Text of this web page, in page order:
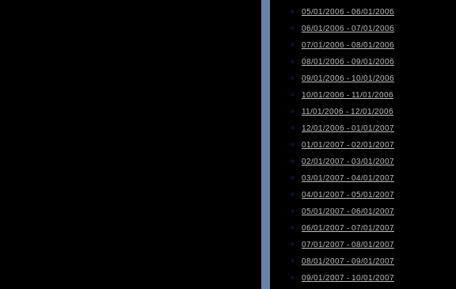
05/01/2006 - 06/01/2006
06/01/2006 - 07/01/2006
07/01/2006 - 08/01/2006
08/01/2006 - 09/01/2006
09/01/2006 - 10/01/2006
10/01/2006 - 11/01/2006
11/01/2006 - 12/01/2006
12/01/2006 - 01/01/2007
01/01/2007 - 02/01/2007
02/01/2007 - 03/01/2007
03/01/2007 - 04/01/2007
04/01/2007 - 05/01/2007
05/01/2007 - 06/01/2007
06/01/2007 - 07/01/2007
07/01/2007 - 08/01/2007
08/01/2007 - 09/01/2007
09/01/2007 - 10/01/2007